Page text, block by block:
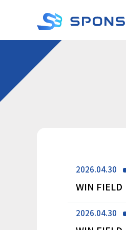
2026.04.30
WIN
2026.04.30